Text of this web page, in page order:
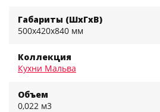
Габариты (ШхГхВ)
500x420x840 мм
Коллекция
Кухни Мальва
Объем
0,022 м3